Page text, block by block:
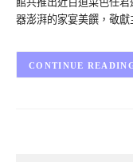
器澎湃的家宴美饌，敬
CONTINUE